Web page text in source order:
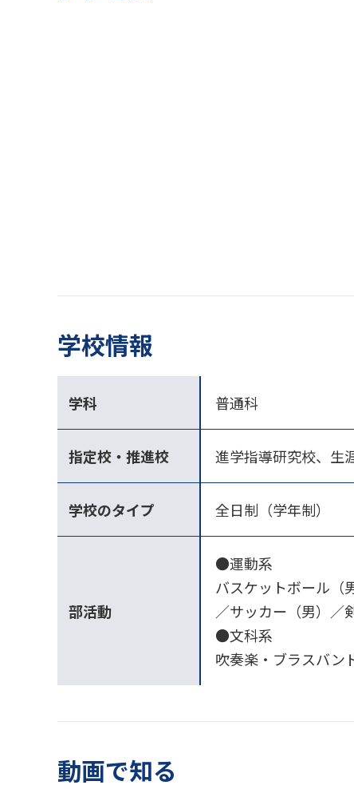
学校情報
学科 普通科
指定校・推進校 進学指導研究校、生
学校のタイプ 全日制（学年制）
部活動
●運動系
バスケットボール（
／サッカー（男）／
●文科系
吹奏楽・ブラスバン
動画で知る